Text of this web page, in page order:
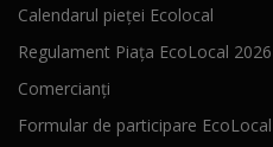
Calendarul pieței Ecolocal
Regulament Piața EcoLocal 2026
Comercianți
Formular de participare